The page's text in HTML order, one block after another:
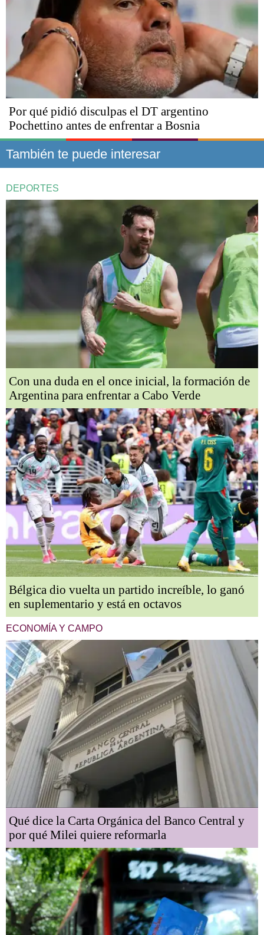
Por qué pidió disculpas el DT argentino
Pochettino antes de enfrentar a Bosnia
También te puede interesar
DEPORTES
Con una duda en el once inicial, la formación de
Argentina para enfrentar a Cabo Verde
Bélgica dio vuelta un partido increíble, lo ganó
en suplementario y está en octavos
ECONOMÍA Y CAMPO
Qué dice la Carta Orgánica del Banco Central y
por qué Milei quiere reformarla